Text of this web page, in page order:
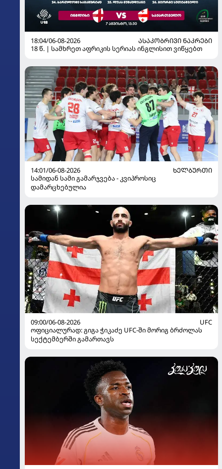
18:04/06-08-2026
ᲐᲡᲐᲙᲝᲑᲠᲘᲕᲘ ᲜᲐᲙᲠᲔᲑᲘ
18 წ. | სამხრეთ აფრიკის სერიას ინგლისით ვიწყებთ
14:01/06-08-2026
ᲮᲔᲚᲑᲣᲠᲗᲘ
სამიდან სამი გამარჯვება - კვიპროსიც
დამარცხებულია
09:00/06-08-2026
UFC
ოფიციალურად: გიგა ჭიკაძე UFC-ში მორიგ ბრძოლას
სექტემბერში გამართავს